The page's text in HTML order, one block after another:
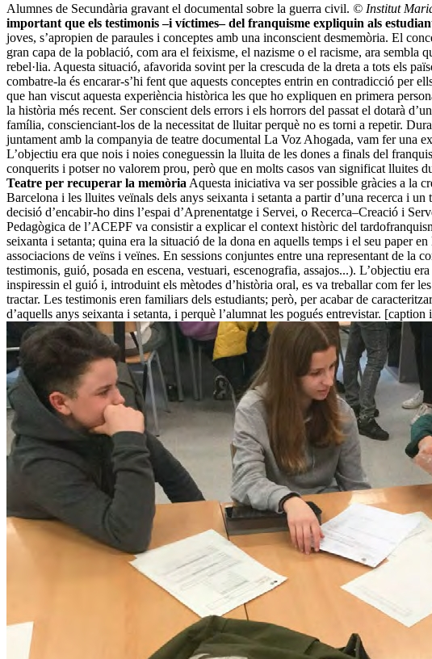
Alumnes de Secundària gravant el documental sobre la guerra civil. © Institut
important que els testimonis –i víctimes– del franquisme expliquin als
joves, s’apropien de paraules i conceptes amb una inconscient desmemòria. El
gran capa de la població, com ara el feixisme, el nazisme o el racisme, ara
rebel·lia. Aquesta situació, afavorida sovint per la crescuda de la dreta a tots els
combatre-la és encarar-s’hi fent que aquests conceptes entrin en contradicció per
que han viscut aquesta experiència històrica les que ho expliquen en primera
la història més recent. Ser conscient dels errors i els horrors del passat el dotarà
família, conscienciant-los de la necessitat de lluitar perquè no es torni a repetir.
juntament amb la companyia de teatre documental La Voz Ahogada, vam fer una
L’objectiu era que nois i noies coneguessin la lluita de les dones a finals del
conquerits i potser no valorem prou, però que en molts casos van significat lluites
Teatre per recuperar la memòria Aquesta iniciativa va ser possible gràcies a la
Barcelona i les lluites veïnals dels anys seixanta i setanta a partir d’una recerca i
decisió d’encabir-ho dins l’espai d’Aprenentatge i Servei, o Recerca–Creació i
Pedagògica de l’ACEPF va consistir a explicar el context històric del
seixanta i setanta; quina era la situació de la dona en aquells temps i el seu paper
associacions de veïns i veïnes. En sessions conjuntes entre una representant de
testimonis, guió, posada en escena, vestuari, escenografia, assajos...). L’objectiu
inspiressin el guió i, introduint els mètodes d’història oral, es va treballar com fer
tractar. Les testimonis eren familiars dels estudiants; però, per acabar de
d’aquells anys seixanta i setanta, i perquè l’alumnat les pogués entrevistar.